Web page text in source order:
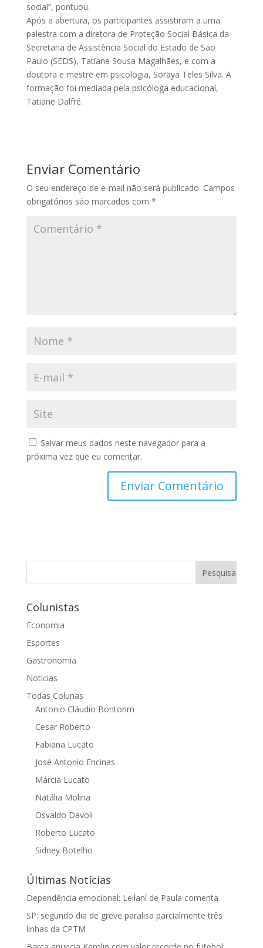
social”, pontuou.
Após a abertura, os participantes assistiram a uma
palestra com a diretora de Proteção Social Básica da
Secretaria de Assistência Social do Estado de São
Paulo (SEDS), Tatiane Sousa Magalhães, e com a
doutora e mestre em psicologia, Soraya Teles Silva. A
formação foi mediada pela psicóloga educacional,
Tatiane Dalfré.
Enviar Comentário
O seu endereço de e-mail não será publicado. Campos
obrigatórios são marcados com *
Salvar meus dados neste navegador para a
próxima vez que eu comentar.
Colunistas
Economia
Esportes
Gastronomia
Notícias
Todas Colunas
Antonio Cláudio Bontorim
Cesar Roberto
Fabiana Lucato
José Antonio Encinas
Márcia Lucato
Natália Molina
Osvaldo Davoli
Roberto Lucato
Sidney Botelho
Últimas Notícias
Dependência emocional: Leilaní de Paula comenta
SP: segundo dia de greve paralisa parcialmente três
linhas da CPTM